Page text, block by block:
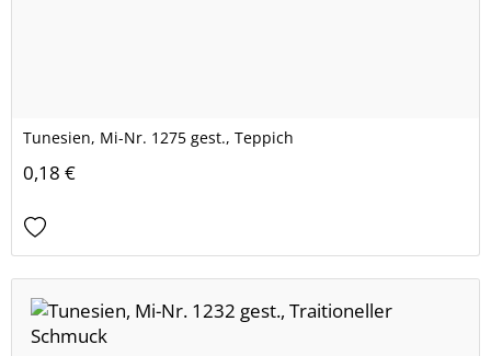
Tunesien, Mi-Nr. 1275 gest., Teppich
0,18 €